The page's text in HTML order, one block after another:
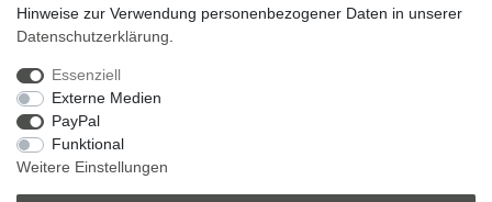
Impressum
Zebra-Bau
06078 / 9675880
verkauf@zebra-bau.de
Montag - Freitag, 08:00 - 12:00
Hinweise zur Verwendung personenbezogener Daten in unserer
Daten­schutz­erklärung
Essenziell
Externe Medien
PayPal
Funktional
Weitere Einstellungen